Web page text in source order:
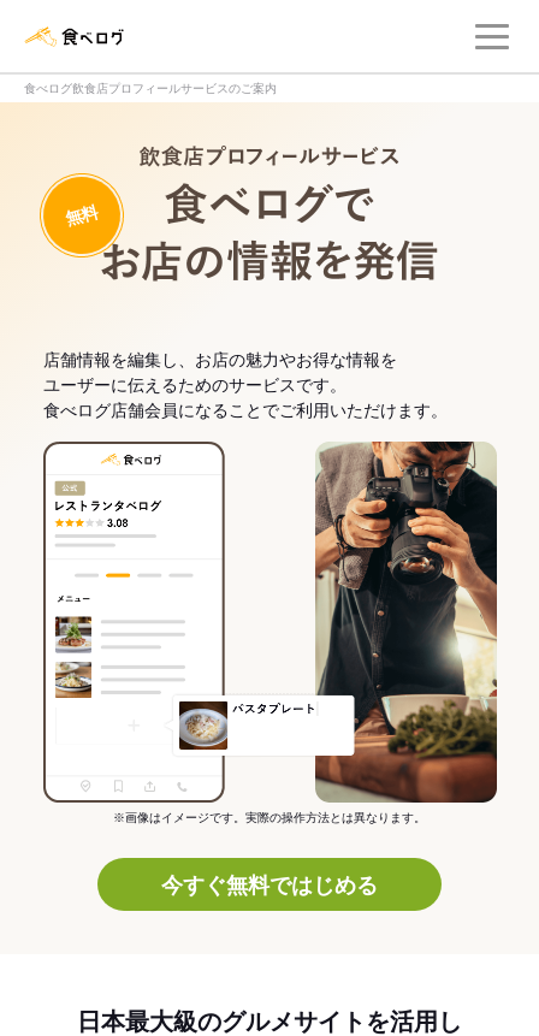
食べログ飲食店プロフィールサービスのご案内
無料
店舗情報を編集し、お店の魅力やお得な情報を
ユーザーに伝えるためのサービスです。
食べログ店舗会員になることでご利用いただけます。
※画像はイメージです。実際の操作方法とは異なります。
今すぐ無料ではじめる
日本最大級のグルメサイトを活用し